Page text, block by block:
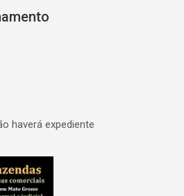
haverá expediente